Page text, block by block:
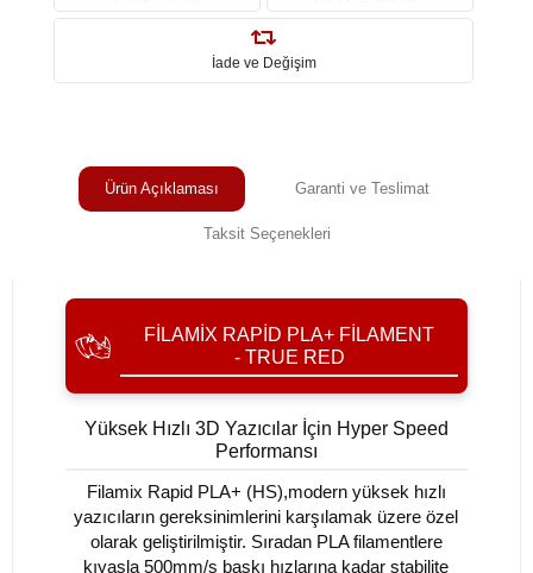
İade ve Değişim
Ürün Açıklaması Garanti ve Teslimat
Taksit Seçenekleri
FILAMIX RAPID PLA+ FILAMENT
- TRUE RED
Yüksek Hızlı 3D Yazıcılar İçin Hyper Speed
Performansı
Filamix Rapid PLA+ (HS),modern yüksek hızlı
yazıcıların gereksinimlerini karşılamak üzere özel
olarak geliştirilmiştir. Sıradan PLA filamentlere
kıyasla 500mm/s baskı hızlarına kadar stabilite